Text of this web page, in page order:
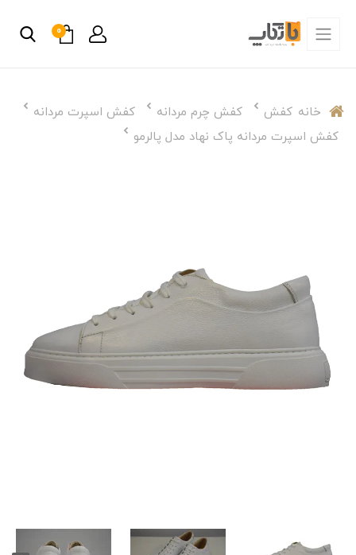
0
خانه کفش کفش چرم مردانه
کفش اسپرت مردانه
کفش اسپرت مردانه پاک نهاد مدل پالرمو